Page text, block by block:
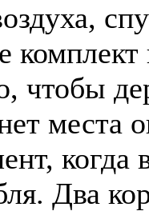
чтобы
места
Два